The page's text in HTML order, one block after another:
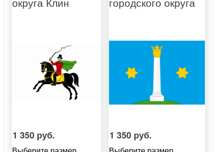
1 350 руб. 1 350 руб.